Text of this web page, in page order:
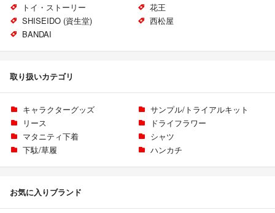
トイ・ストーリー
花王
SHISEIDO (資生堂)
西松屋
BANDAI
取り扱いカテゴリ
キャラクターグッズ
サンプル/トライアルキット
リース
ドライフラワー
マタニティ下着
シャツ
下駄/草履
ハンカチ
お気に入りブランド